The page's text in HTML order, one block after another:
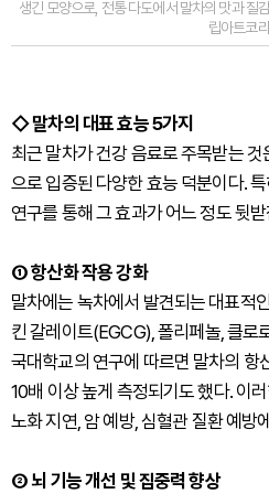
생긴 모양으로, 전통 다도에서 말차의 맛과 질
립아트코
◇ 말차의 대표 효능 5가지
최근 말차가 건강 음료로 주목받는
으로 입증된 다양한 효능 덕분이다.특
연구를 통해 그 효과가 어느 정도 뒷
① 항산화 작용 강화
말차에는 녹차에서 발견되는 대표적
킨 갈레이트(EGCG), 폴리페놀, 클로
국대학교의 연구에 따르면 말차의 항
10배 이상 높게 측정되기도 했다. 이
노화 지연, 암 예방, 심혈관 질환 예방
② 뇌 기능 개선 및 집중력 향상